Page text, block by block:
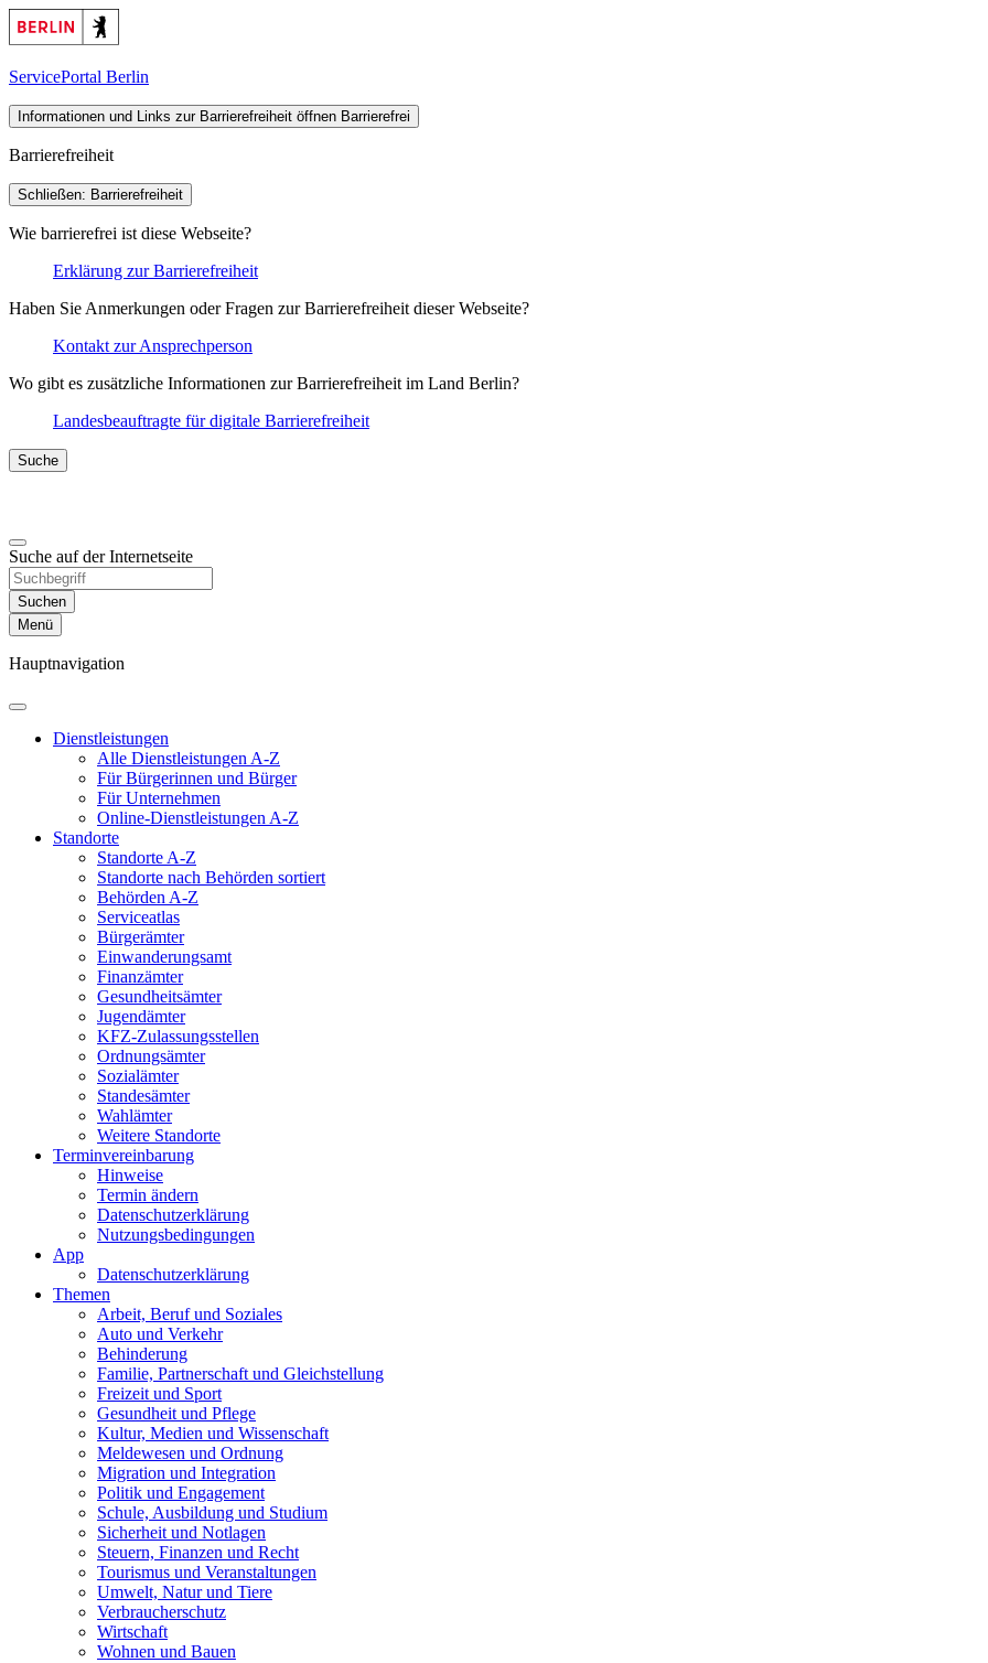
ServicePortal Berlin
Informationen und Links zur Barrierefreiheit öffnen Barrierefrei
Barrierefreiheit
Schließen: Barrierefreiheit
Wie barrierefrei ist diese Webseite?
Erklärung zur Barrierefreiheit
Haben Sie Anmerkungen oder Fragen zur Barrierefreiheit dieser Webseite?
Kontakt zur Ansprechperson
Wo gibt es zusätzliche Informationen zur Barrierefreiheit im Land Berlin?
Landesbeauftragte für digitale Barrierefreiheit
Suche
Suche auf der Internetseite
Suchen
Menü
Hauptnavigation
Dienst­leistungen
Alle Dienstleistungen A-Z
Für Bürgerinnen und Bürger
Für Unternehmen
Online-Dienstleistungen A-Z
Standorte
Standorte A-Z
Standorte nach Behörden sortiert
Behörden A-Z
Serviceatlas
Bürgerämter
Einwanderungs­amt
Finanzämter
Gesundheits­ämter
Jugendämter
KFZ-Zulassungs­stellen
Ordnungsämter
Sozialämter
Standesämter
Wahlämter
Weitere Standorte
Termin­vereinbarung
Hinweise
Termin ändern
Datenschutz­erklärung
Nutzungs­bedingungen
App
Daten­schutz­erklärung
Themen
Arbeit, Beruf und Soziales
Auto und Verkehr
Behinderung
Familie, Partnerschaft und Gleichstellung
Freizeit und Sport
Gesundheit und Pflege
Kultur, Medien und Wissenschaft
Meldewesen und Ordnung
Migration und Integration
Politik und Engagement
Schule, Ausbildung und Studium
Sicherheit und Notlagen
Steuern, Finanzen und Recht
Tourismus und Veranstaltungen
Umwelt, Natur und Tiere
Verbraucher­schutz
Wirtschaft
Wohnen und Bauen